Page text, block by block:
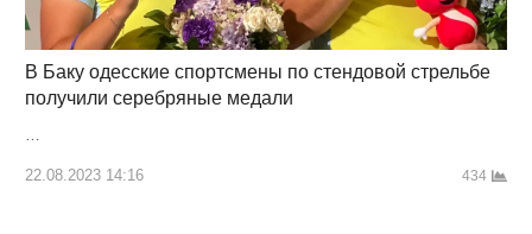
В Баку одесские спортсмены по стендовой стрельбе
получили серебряные медали
22.08.2023 14:16 434